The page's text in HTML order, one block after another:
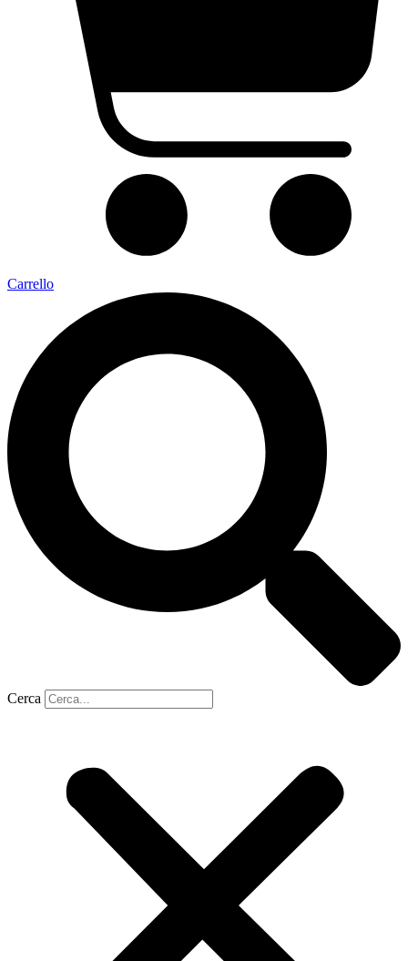
Carrello
Cerca